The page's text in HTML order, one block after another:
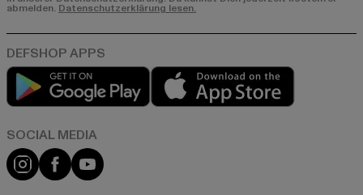
abmelden. Datenschutzerklärung lesen.
Play market
Instagram
FacebookYouTube